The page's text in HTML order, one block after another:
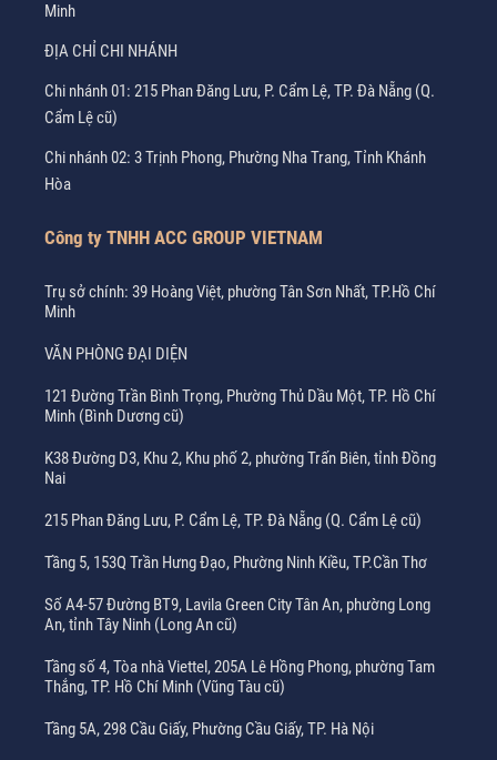
Minh
ĐỊA CHỈ CHI NHÁNH
Chi nhánh 01: 215 Phan Đăng Lưu, P. Cẩm Lệ, TP. Đà Nẵng (Q.
Cẩm Lệ cũ)
Chi nhánh 02: 3 Trịnh Phong, Phường Nha Trang, Tỉnh Khánh
Hòa
Công ty TNHH ACC GROUP VIETNAM
Trụ sở chính: 39 Hoàng Việt, phường Tân Sơn Nhất, TP.Hồ Chí
Minh
VĂN PHÒNG ĐẠI DIỆN
121 Đường Trần Bình Trọng, Phường Thủ Dầu Một, TP. Hồ Chí
Minh (Bình Dương cũ)
K38 Đường D3, Khu 2, Khu phố 2, phường Trấn Biên, tỉnh Đồng
Nai
215 Phan Đăng Lưu, P. Cẩm Lệ, TP. Đà Nẵng (Q. Cẩm Lệ cũ)
Tầng 5, 153Q Trần Hưng Đạo, Phường Ninh Kiều, TP.Cần Thơ
Số A4-57 Đường BT9, Lavila Green City Tân An, phường Long
An, tỉnh Tây Ninh (Long An cũ)
Tầng số 4, Tòa nhà Viettel, 205A Lê Hồng Phong, phường Tam
Thắng, TP. Hồ Chí Minh (Vũng Tàu cũ)
Tầng 5A, 298 Cầu Giấy, Phường Cầu Giấy, TP. Hà Nội